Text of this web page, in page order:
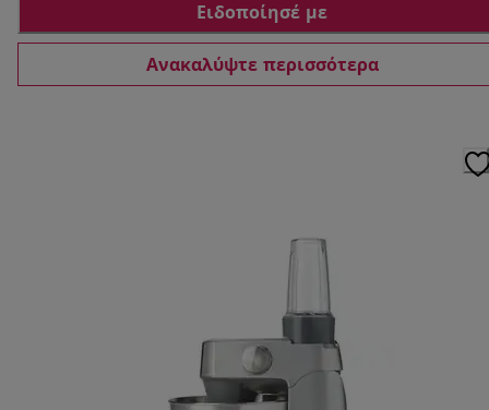
Ειδοποίησέ με
Ανακαλύψτε περισσότερα